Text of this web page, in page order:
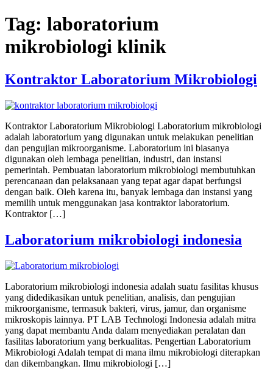
Tag: laboratorium
mikrobiologi klinik
Kontraktor Laboratorium Mikrobiologi
Kontraktor Laboratorium Mikrobiologi Laboratorium mikrobiologi
adalah laboratorium yang digunakan untuk melakukan penelitian
dan pengujian mikroorganisme. Laboratorium ini biasanya
digunakan oleh lembaga penelitian, industri, dan instansi
pemerintah. Pembuatan laboratorium mikrobiologi membutuhkan
perencanaan dan pelaksanaan yang tepat agar dapat berfungsi
dengan baik. Oleh karena itu, banyak lembaga dan instansi yang
memilih untuk menggunakan jasa kontraktor laboratorium.
Kontraktor […]
Laboratorium mikrobiologi indonesia
Laboratorium mikrobiologi indonesia adalah suatu fasilitas khusus
yang didedikasikan untuk penelitian, analisis, dan pengujian
mikroorganisme, termasuk bakteri, virus, jamur, dan organisme
mikroskopis lainnya. PT LAB Technologi Indonesia adalah mitra
yang dapat membantu Anda dalam menyediakan peralatan dan
fasilitas laboratorium yang berkualitas. Pengertian Laboratorium
Mikrobiologi Adalah tempat di mana ilmu mikrobiologi diterapkan
dan dikembangkan. Ilmu mikrobiologi […]